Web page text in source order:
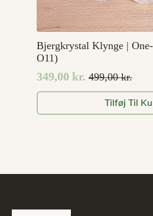
Bjergkrystal Klynge |
O11)
499,00kr.
Den
oprindelige
pris
349,00 kr.
Den
aktuelle
pris
Tilføj Til